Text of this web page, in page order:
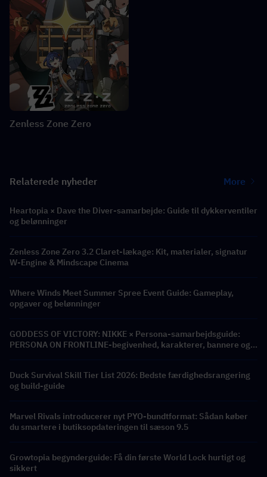
Zenless Zone Zero
Relaterede nyheder More
Heartopia × Dave the Diver-samarbejde: Guide til dykkerventiler
og belønninger
Zenless Zone Zero 3.2 Claret-lækage: Kit, materialer, signatur
W-Engine & Mindscape Cinema
Where Winds Meet Summer Spree Event Guide: Gameplay,
opgaver og belønninger
GODDESS OF VICTORY: NIKKE × Persona-samarbejdsguide:
PERSONA ON FRONTLINE-begivenhed, karakterer, bannere og
Duck Survival Skill Tier List 2026: Bedste færdighedsrangering
og build-guide
Marvel Rivals introducerer nyt PYO-bundtformat: Sådan køber
du smartere i butiksopdateringen til sæson 9.5
Growtopia begynderguide: Få din første World Lock hurtigt og
sikkert